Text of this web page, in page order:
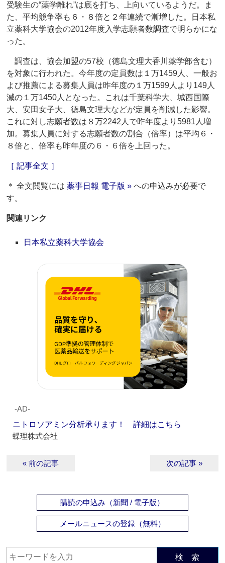
受験生の“薬学離れ”は底を打ち、上向いているようだ。ま
た、平均競争率も６・８倍と２年連続で漸増した。日本私
立薬科大学協会の2012年度入学志願者数調査で明らかにな
った。
調査は、協会加盟の57校（徳島文理大香川薬学部含む）
を対象に行われた。今年度の定員数は１万1459人、一般お
よび推薦による募集人員は昨年度の１万1599人より149人
減の１万1450人となった。これは千葉科学大、城西国際
大、安田女子大、徳島文理大などが定員を削減した影響。
これに対し志願者数は８万2242人で昨年度より5981人増
加。募集人員に対する志願者数の割合（倍率）は平均６・
８倍と、倍率も昨年度の６・６倍を上回った。
［ 記事全文 ］
＊ 全文閲覧には薬事日報 電子版 » への申込みが必要で
す。
関連リンク
日本私立薬科大学協会
‐AD‐
ニトロソアミン分析承ります！ 詳細はこちら
蝶理株式会社
« 前の記事 次の記事 »
購読の申込み（新聞 / 電子版）
メールニュースの登録（無料）
検 索